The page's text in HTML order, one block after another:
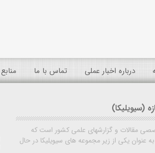
درباره اخبار عملی تماس با ما منابع
(سیویلیکا)
مقالات و گزارشهای علمی کشور است که
به عنوان یکی از زیر مجموعه های سیویلیکا در حال